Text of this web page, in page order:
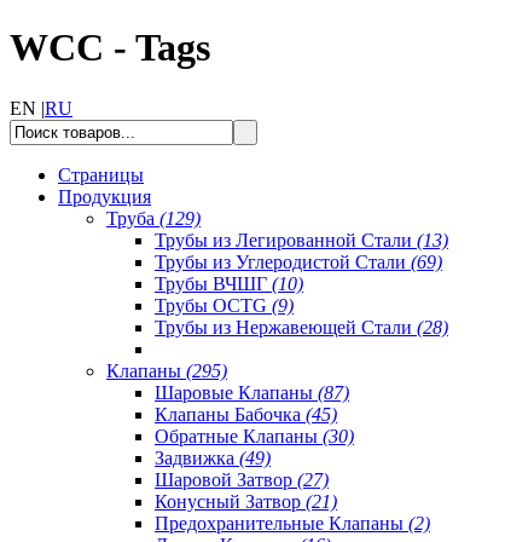
WCC - Tags
EN |RU
Страницы
Продукция
Труба (129)
Трубы из Легированной Стали (13)
Трубы из Углеродистой Стали (69)
Трубы ВЧШГ (10)
Трубы OCTG (9)
Трубы из Нержавеющей Стали (28)
Клапаны (295)
Шаровые Клапаны (87)
Клапаны Бабочка (45)
Обратные Клапаны (30)
Задвижка (49)
Шаровой Затвор (27)
Конусный Затвор (21)
Предохранительные Клапаны (2)